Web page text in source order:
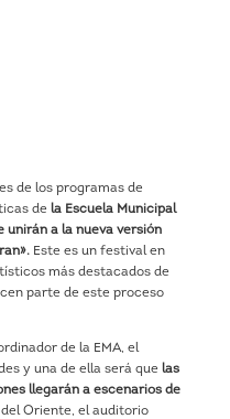
de los programas de
de la Escuela Municipal
unirán a la nueva versión
Este es un festival en
más destacados de
parte de este proceso
de la EMA, el
y una de ella será que las
llegarán a escenarios de
Oriente, el auditorio